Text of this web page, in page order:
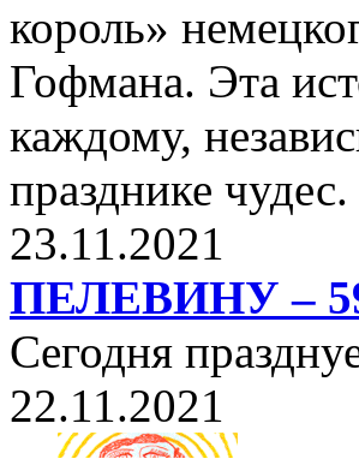
король»
Гофмана. Эта
каждому,
празднике чудес.
23.11.2021
ПЕЛЕВИНУ –
Сегодня
22.11.2021